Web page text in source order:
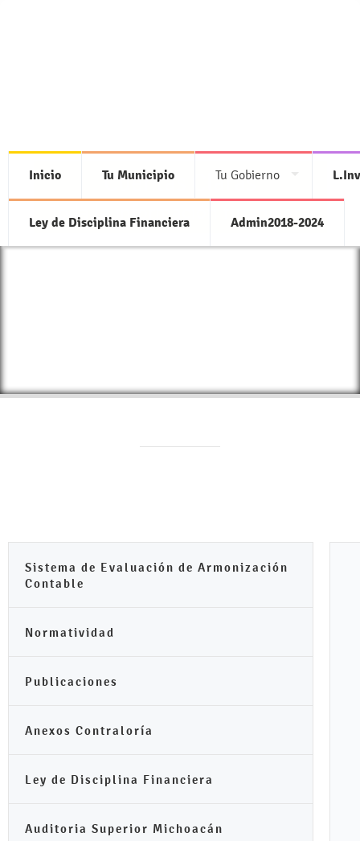
Inicio Tu Municipio Tu Gobierno
Ley de Disciplina Financiera Admin2018-2024
Cuentas Claras
Toda la información financiera
Sistema de Evaluación de Armonización
Contable
Normatividad
Publicaciones
Anexos Contraloría
Ley de Disciplina Financiera
Auditoria Superior Michoacán